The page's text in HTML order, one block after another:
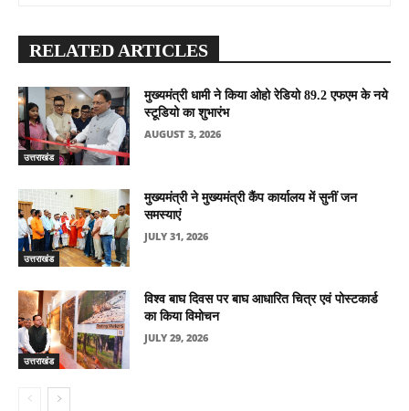
RELATED ARTICLES
उत्तराखंड
मुख्यमंत्री धामी ने किया ओहो रेडियो 89.2 एफएम के नये
स्टूडियो का शुभारंभ
AUGUST 3, 2026
उत्तराखंड
मुख्यमंत्री ने मुख्यमंत्री कैंप कार्यालय में सुनीं जन
समस्याएं
JULY 31, 2026
उत्तराखंड
विश्व बाघ दिवस पर बाघ आधारित चित्र एवं पोस्टकार्ड
का किया विमोचन
JULY 29, 2026